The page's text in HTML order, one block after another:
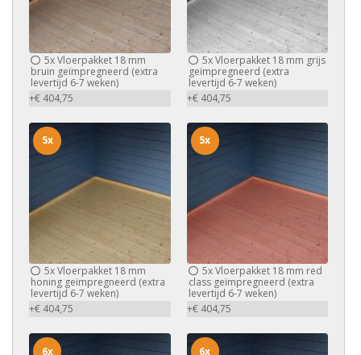
5xVloerpakket 18 mm
bruin geïmpregneerd (extra
levertijd 6-7 weken)
+€ 404,75
5xVloerpakket 18 mm grijs
geïmpregneerd (extra
levertijd 6-7 weken)
+€ 404,75
5xVloerpakket 18 mm
honing geïmpregneerd (extra
levertijd 6-7 weken)
+€ 404,75
5x
5xVloerpakket 18 mm red
class geïmpregneerd (extra
levertijd 6-7 weken)
+€ 404,75
5x
6x 6x